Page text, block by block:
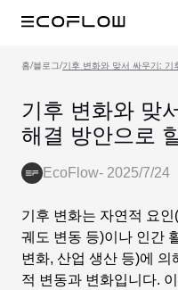
홈/블로그/기후 변화와 맞서 싸우기: 기
기후 변화와 맞
해결 방안으로
EcoFlow- 2025/7/24
기후 변화는 자연적 요
궤도 변동 등)이나 인간
변화, 산업 생산 등)에 의
적 변동과 변화입니다.